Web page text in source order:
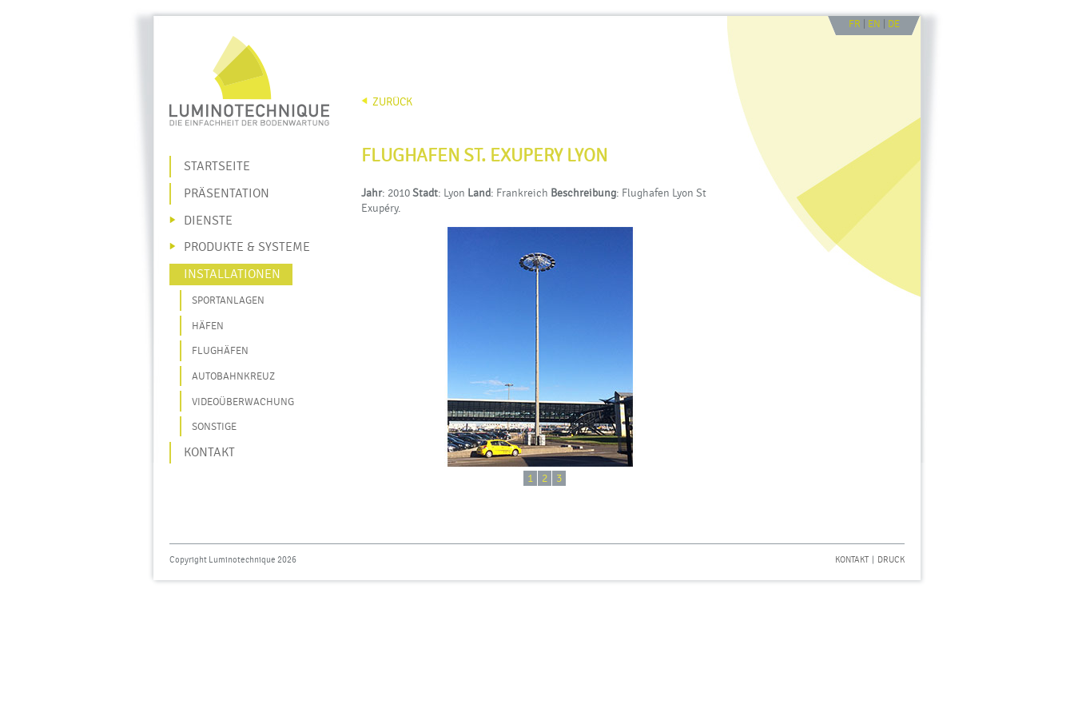
FR EN DE
STARTSEITE
PRÄSENTATION
DIENSTE
PRODUKTE & SYSTEME
INSTALLATIONEN
SPORTANLAGEN
HÄFEN
FLUGHÄFEN
AUTOBAHNKREUZ
VIDEOÜBERWACHUNG
SONSTIGE
KONTAKT
ZURÜCK
FLUGHAFEN ST. EXUPERY LYON
Jahr: 2010 Stadt: Lyon Land: Frankreich Beschreibung: Flughafen Lyon St
Exupéry.
1 2 3
Copyright Luminotechnique 2026 KONTAKT | DRUCK